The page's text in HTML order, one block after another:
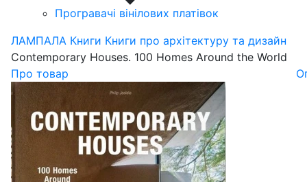
Програвачі вінілових платівок
ЛАМПАЛА Книги Книги про архітектуру та дизайн
Contemporary Houses. 100 Homes Around the World
Про товар